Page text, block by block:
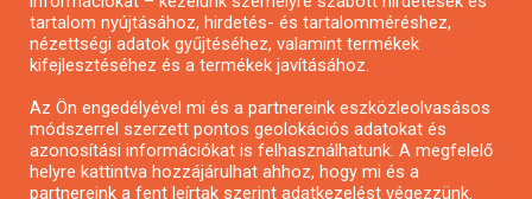
Specifikus pályázatfigyelés vagy hírlevél
Pályázatok magánszemélyeknek
tartalom nyújtásához, hirdetés- és tartalomméréshez,
nézettségi adatok gyűjtéséhez, valamint termékek
kifejlesztéséhez és a termékek javításához.
Az Ön engedélyével mi és a partnereink eszközleolvasásos
módszerrel szerzett pontos geolokációs adatokat és
azonosítási információkat is felhasználhatunk. A megfelelő
helyre kattintva hozzájárulhat ahhoz, hogy mi és a
partnereink a fent leírtak szerint adatkezelést végezzünk.